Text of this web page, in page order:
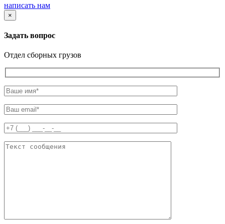
написать нам
×
Задать вопрос
Отдел сборных грузов